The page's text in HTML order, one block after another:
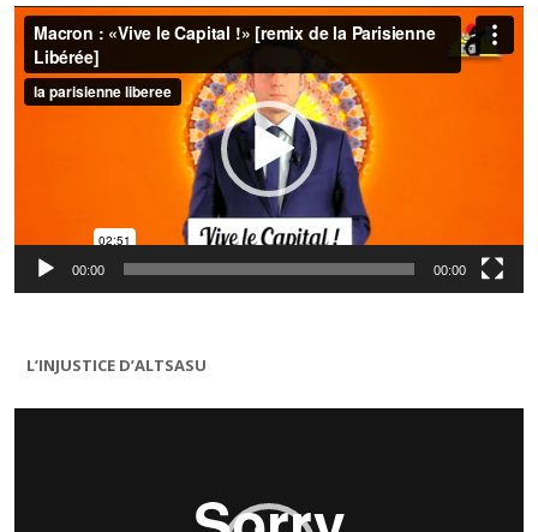
Lecteur
vidéo
00:00 00:00
L’INJUSTICE D’ALTSASU
Lecteur